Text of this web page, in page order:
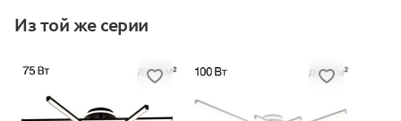
Из той же серии